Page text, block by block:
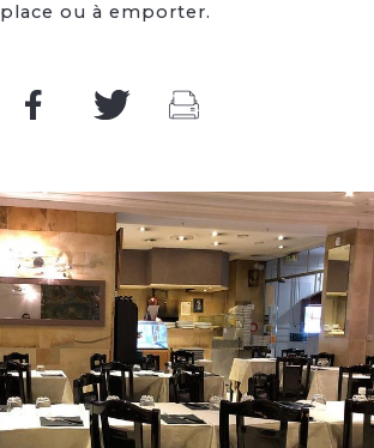
place ou à emporter.